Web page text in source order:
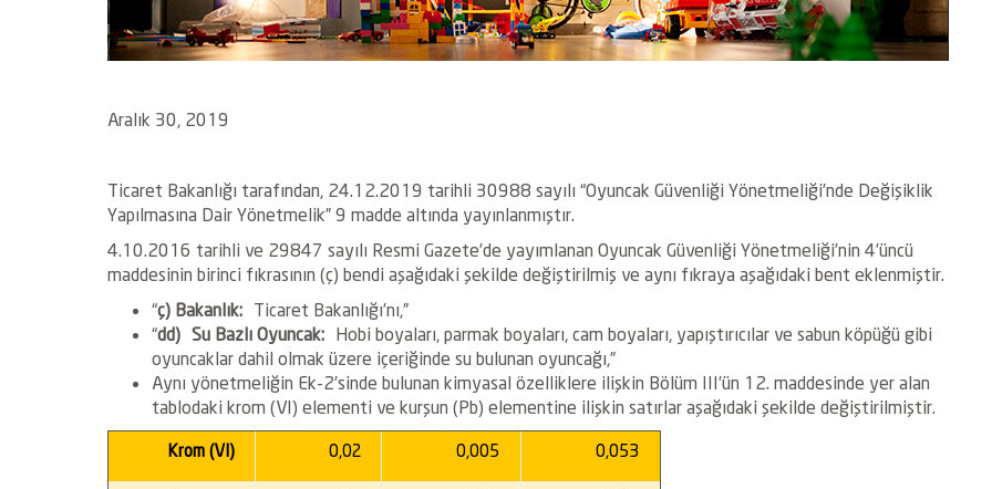
Aralık 30, 2019
Ticaret Bakanlığı tarafından, 24.12.2019 tarihli 30988 sayılı “Oyuncak Güvenliği Yönetmeliği’nde Değişiklik
Yapılmasına Dair Yönetmelik” 9 madde altında yayınlanmıştır.
4.10.2016 tarihli ve 29847 sayılı Resmi Gazete’de yayımlanan Oyuncak Güvenliği Yönetmeliği’nin 4’üncü
maddesinin birinci fıkrasının (ç) bendi aşağıdaki şekilde değiştirilmiş ve aynı fıkraya aşağıdaki bent eklenmiştir.
“ç) Bakanlık: Ticaret Bakanlığı’nı,”
“dd) Su Bazlı Oyuncak: Hobi boyaları, parmak boyaları, cam boyaları, yapıştırıcılar ve sabun köpüğü gibi
oyuncaklar dahil olmak üzere içeriğinde su bulunan oyuncağı,”
Aynı yönetmeliğin Ek-2’sinde bulunan kimyasal özelliklere ilişkin Bölüm III’ün 12. maddesinde yer alan
tablodaki krom (VI) elementi ve kurşun (Pb) elementine ilişkin satırlar aşağıdaki şekilde değiştirilmiştir.
Krom (VI) 0,02 0,005 0,053